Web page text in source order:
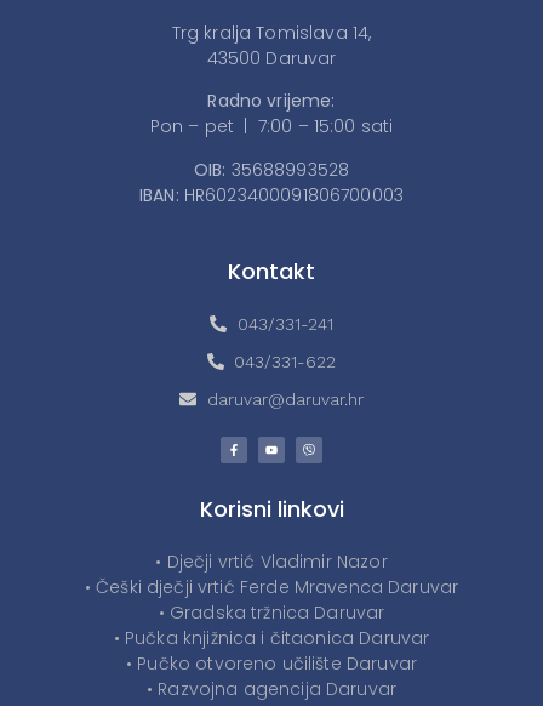
Trg kralja Tomislava 14,
43500 Daruvar
Radno vrijeme:
Pon – pet | 7:00 – 15:00 sati
OIB: 35688993528
IBAN: HR6023400091806700003
Kontakt
043/331-241
043/331-622
daruvar@daruvar.hr
Korisni linkovi
• Dječji vrtić Vladimir Nazor
• Češki dječji vrtić Ferde Mravenca Daruvar
• Gradska tržnica Daruvar
• Pučka knjižnica i čitaonica Daruvar
• Pučko otvoreno učilište Daruvar
• Razvojna agencija Daruvar